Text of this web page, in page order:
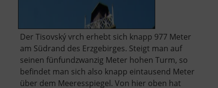
Der Tisovský vrch erhebt sich knapp 977 Meter
am Südrand des Erzgebirges. Steigt man auf
seinen fünfundzwanzig Meter hohen Turm, so
befindet man sich also knapp eintausend Meter
über dem Meeresspiegel. Von hier oben hat